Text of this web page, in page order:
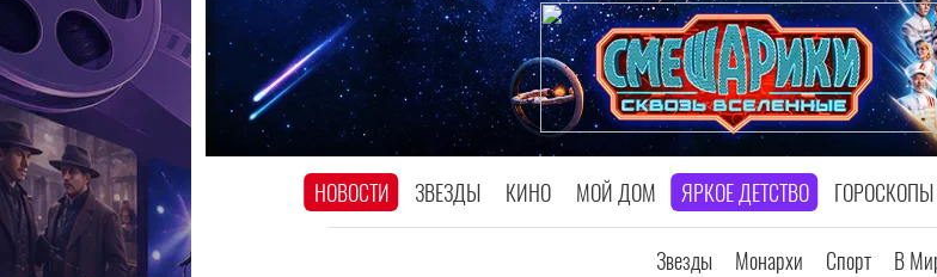
НОВОСТИ ЗВЕЗДЫ КИНО МОЙ ДОМ ЯРКОЕ ДЕТСТВО ГОРОСКОПЫ
Звезды Монархи Спорт В